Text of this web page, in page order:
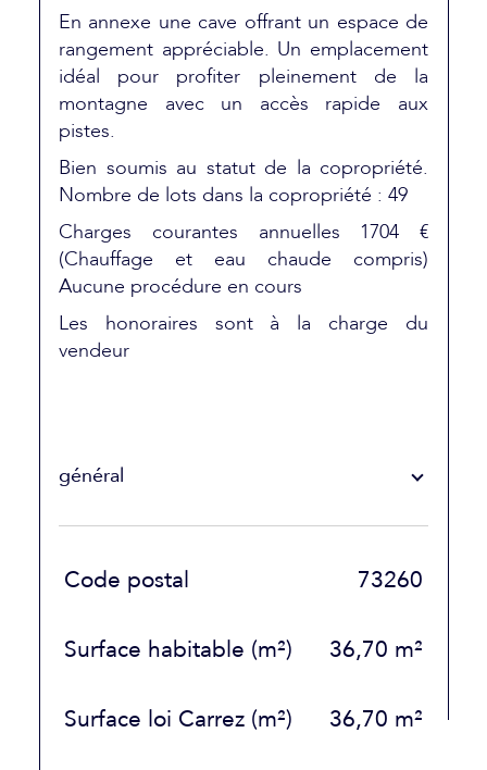
En annexe une cave offrant un espace de
rangement appréciable. Un emplacement
idéal pour profiter pleinement de la
montagne avec un accès rapide aux
pistes.
Bien soumis au statut de la copropriété.
Nombre de lots dans la copropriété : 49
Charges courantes annuelles 1704 €
(Chauffage et eau chaude compris)
Aucune procédure en cours
Les honoraires sont à la charge du
vendeur
général
TRAD_SIROCCO_Caracteristique Valeurs
Code postal 73260
Surface habitable (m²) 36,70 m²
Surface loi Carrez (m²) 36,70 m²